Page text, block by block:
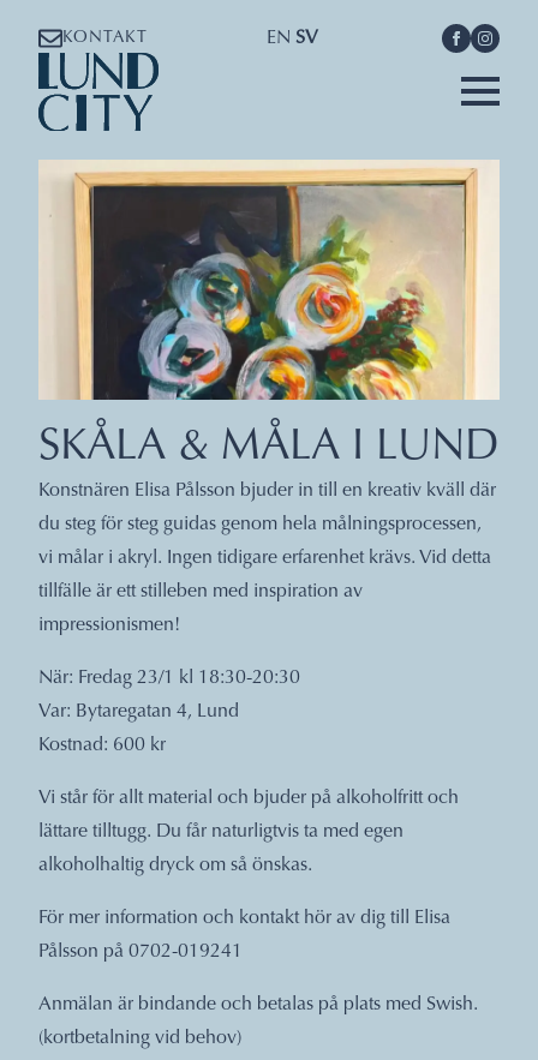
KONTAKT EN SV
SKÅLA & MÅLA I LUND
Konstnären Elisa Pålsson bjuder in till en kreativ kväll där
du steg för steg guidas genom hela målningsprocessen,
vi målar i akryl. Ingen tidigare erfarenhet krävs. Vid detta
tillfälle är ett stilleben med inspiration av
impressionismen!
När: Fredag 23/1 kl 18:30-20:30
Var: Bytaregatan 4, Lund
Kostnad: 600 kr
Vi står för allt material och bjuder på alkoholfritt och
lättare tilltugg. Du får naturligtvis ta med egen
alkoholhaltig dryck om så önskas.
För mer information och kontakt hör av dig till Elisa
Pålsson på 0702-019241
Anmälan är bindande och betalas på plats med Swish.
(kortbetalning vid behov)